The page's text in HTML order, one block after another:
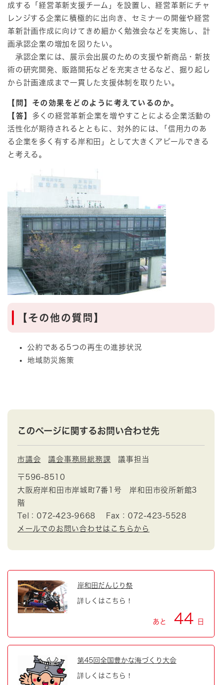
成する「経営革新支援チーム」を設置し、経営革新にチャ
レンジする企業に積極的に出向き、セミナーの開催や経営
革新計画作成に向けてきめ細かく勉強会などを実施し、計
画承認企業の増加を図りたい。
承認企業には、展示会出展のための支援や新商品・新技
術の研究開発、販路開拓などを充実させるなど、掘り起し
から計画達成まで一貫した支援体制を取りたい。
【問】その効果をどのように考えているのか。
【答】 多くの経営革新企業を増やすことによる企業活動の
活性化が期待されるとともに、対外的には、｢信用力のあ
る企業を多く有する岸和田」として大きくアピールできる
と考える。
【その他の質問】
公約である5つの再生の進捗状況
地域防災施策
このページに関するお問い合わせ先
市議会 議会事務局総務課 議事担当
〒596-8510
大阪府岸和田市岸城町7番1号 岸和田市役所新館3
階
Tel：072-423-9668
Fax：072-423-5528
メールでのお問い合わせはこちらから
岸和田だんじり祭
詳しくはこちら！
あと 44 日
第45回全国豊かな海づくり大会
詳しくはこちら！